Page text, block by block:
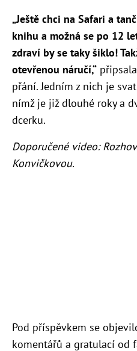
„Ještě chci na Safari a
knihu a možná se po 12
zdraví by se taky šiklo!
otevřenou náručí,“
přání. Jedním z nich je
nímž je již dlouhé roky a
dcerku.
Doporučené video:
Konvičkovou.
Pod příspěvkem se
komentářů a gratulací od